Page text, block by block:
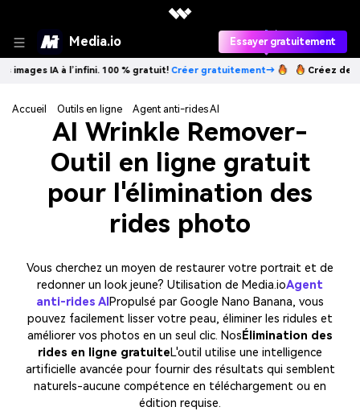
Media.io Essayer gratuitement
IA à l’infini. 100 % gratuit!Créer gratuitement→ Créez des
Accueil Outils en ligne Agent anti-rides AI
AI Wrinkle Remover-
Outil en ligne gratuit
pour l'élimination des
rides photo
Vous cherchez un moyen de restaurer votre portrait et de
redonner un look jeune? Utilisation de Media.ioAgent
anti-rides AI Propulsé par Google Nano Banana, vous
pouvez facilement lisser votre peau, éliminer les ridules et
améliorer vos photos en un seul clic. Nos Élimination des
rides en ligne gratuiteL'outil utilise une intelligence
artificielle avancée pour fournir des résultats qui semblent
naturels-aucune compétence en téléchargement ou en
édition requise.